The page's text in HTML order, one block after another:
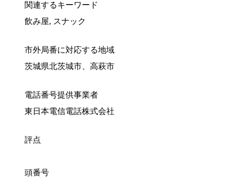
関連するキーワード
飲み屋, スナック
市外局番に対応する地域
茨城県北茨城市、高萩市
電話番号提供事業者
東日本電信電話株式会社
評点
頭番号